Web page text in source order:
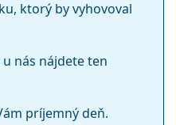
ktorý by vyhovoval
nás nájdete ten
príjemný deň.